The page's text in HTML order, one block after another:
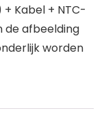
Kabel + NTC-
de afbeelding
worden